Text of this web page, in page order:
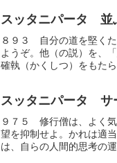
スッタニパータ 並
８９３ 自分の道を堅く
ようぞ。他（の説）を、
確執（かくしつ）をもた
スッタニパータ サ
９７５ 修行僧は、よく
望を抑制せよ。かれは適
は、自らの人間的思考の